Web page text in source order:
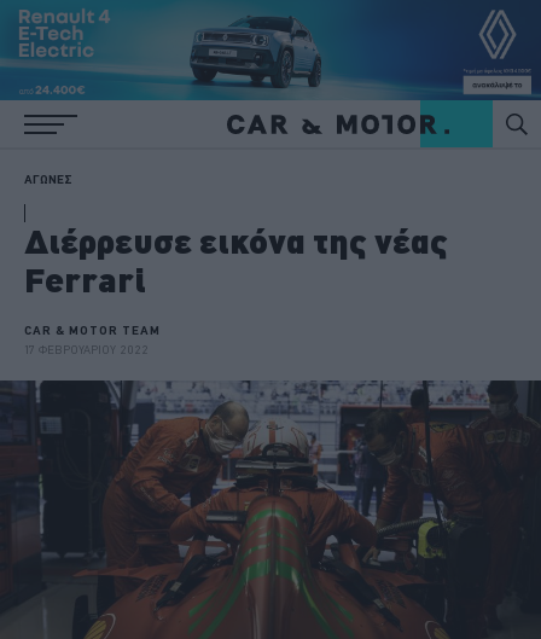
ΑΓΩΝΕΣ
Διέρρευσε εικόνα της νέας
Ferrari
CAR & MOTOR TEAM
17 ΦΕΒΡΟΥΑΡΙΟΥ 2022